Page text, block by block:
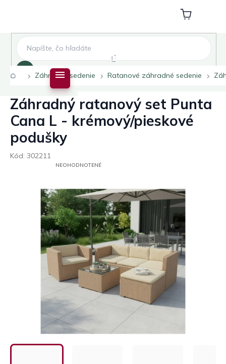
Nákupný
košík
DomovZáhradné sedenie Ratanové záhradné sedenie
Záhradný ratanový set Punta
Cana L - krémový/pieskové
podušky
Kód: 302211
PRIEMERNÉ
HVIEZDIČIEK.
NEOHODNOTENÉ